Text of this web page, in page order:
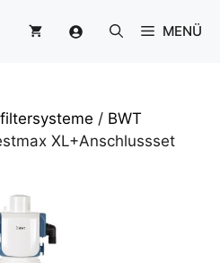
MENÜ
/ BWT
XL+Anschlussset